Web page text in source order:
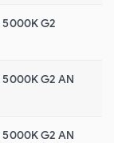
5000K G2
5000K G2 AN
5000K G2 AN